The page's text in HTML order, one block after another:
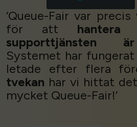
‘Queue-Fair var
för att hantera
supporttjänsten
Systemet har fungerat
letade efter flera
tvekan har vi hittat det
mycket Queue-Fair!’